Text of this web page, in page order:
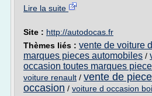
Lire la suite
Site : http://autodocas.fr
Thèmes liés : vente de voiture
marques pieces automobiles /
occasion toutes marques
voiture renault / vente de
occasion / voiture d occasion